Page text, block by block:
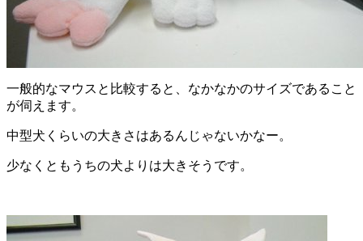
一般的なマウスと比較すると、なかなかのサイズであること
が伺えます。
中型犬くらいの大きさはあるんじゃないかなー。
少なくともうちの犬よりは大きそうです。